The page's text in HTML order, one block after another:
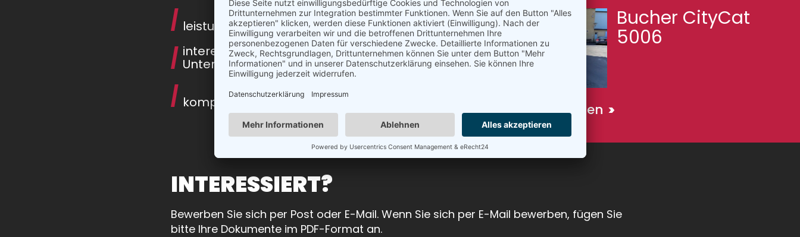
leistungsorientierte Bezahlung
interessante, abwechslungsreiche Tätigkeit in einem modernen
Unternehmen mit kurzen Entscheidungswegen
kompetentes, freundliches Team
INTERESSIERT?
Bewerben Sie sich per Post oder E-Mail. Wenn Sie sich per E-Mail bewerben, fügen Sie
bitte Ihre Dokumente im PDF-Format an.
Bucher CityCat
5006
Fahrzeug kaufen